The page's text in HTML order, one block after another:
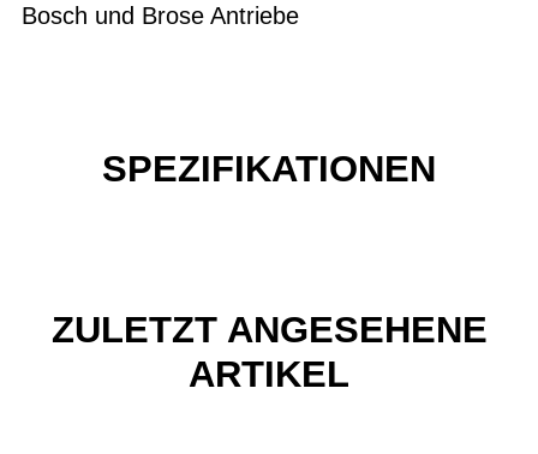
Bosch und Brose Antriebe
SPEZIFIKATIONEN
ZULETZT ANGESEHENE
ARTIKEL